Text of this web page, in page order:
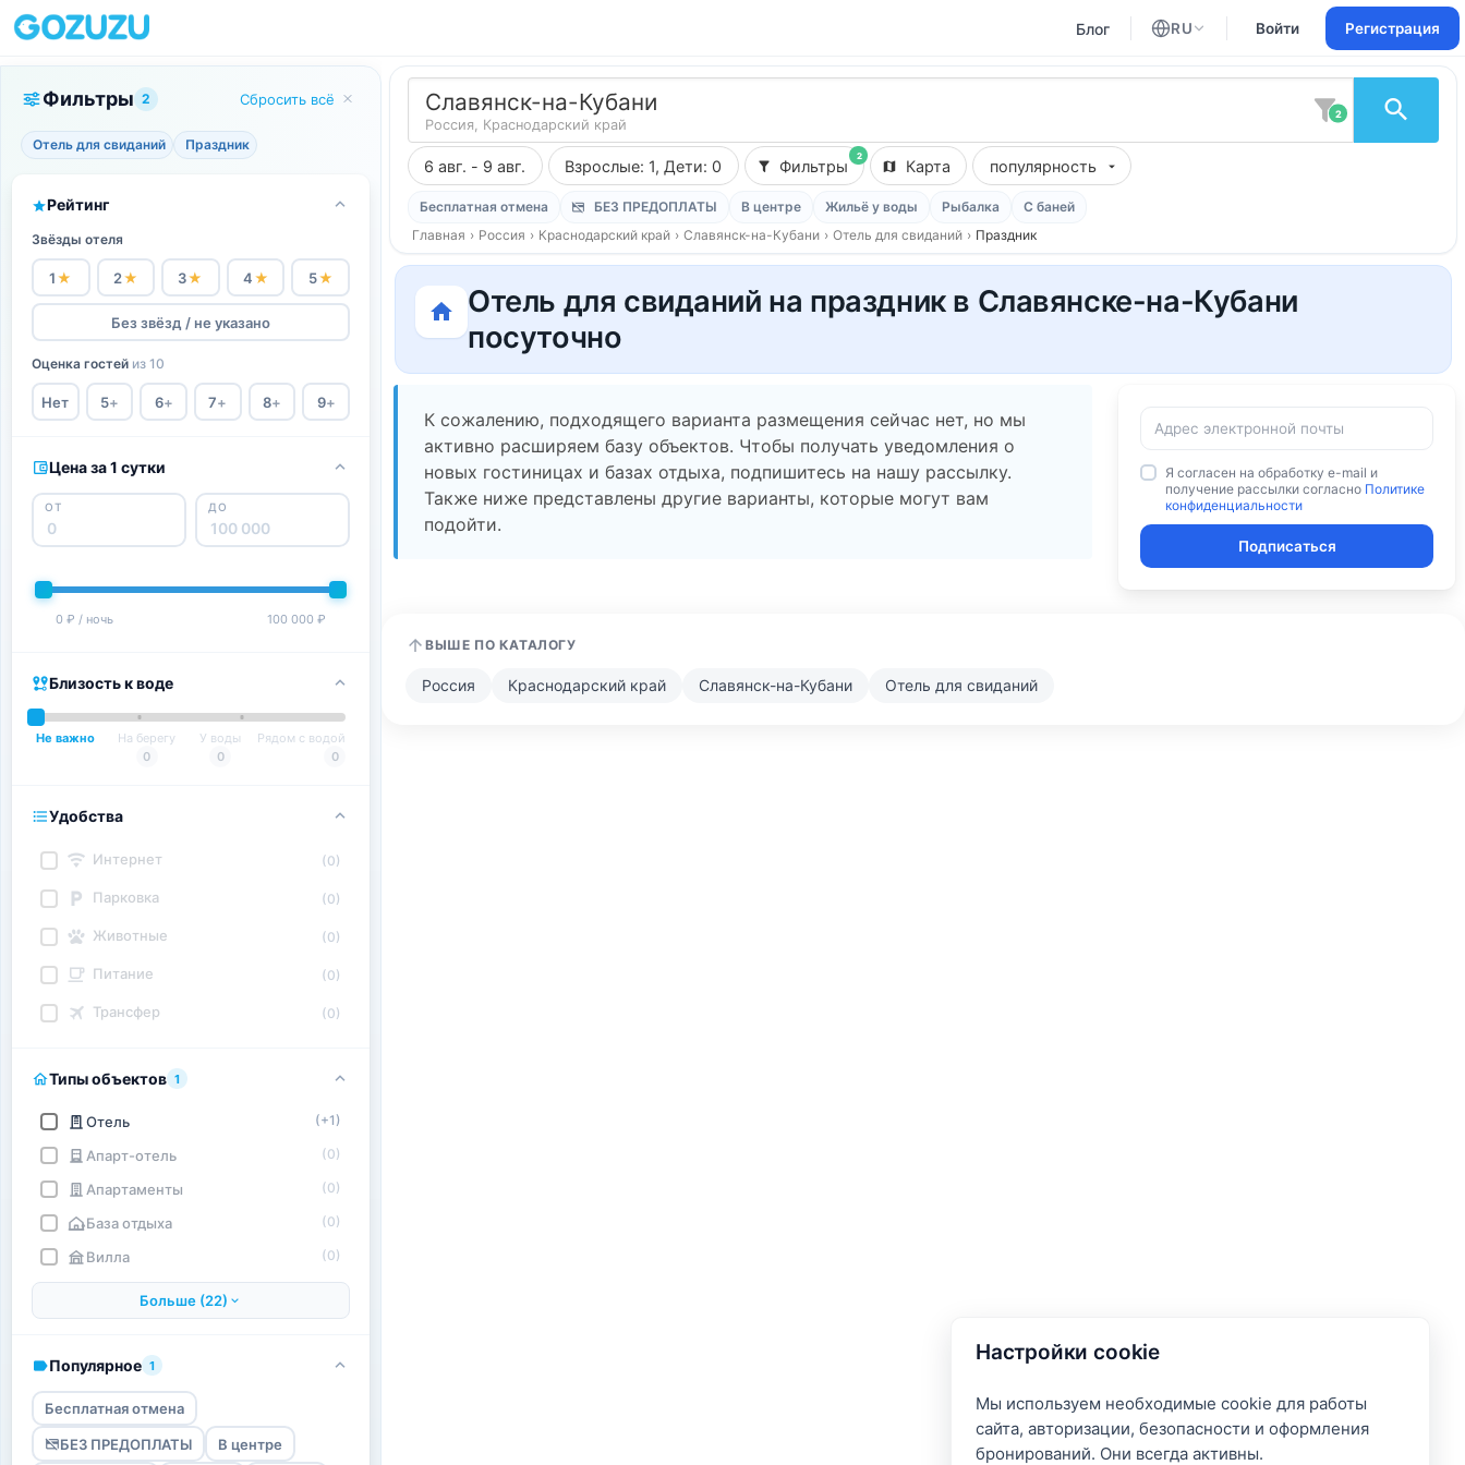
Блог RU
Английский
Войти Регистрация
Настройки cookie
Мы используем необходимые cookie для работы
сайта, авторизации, безопасности и оформления
бронирований. Они всегда активны.
Фильтры 2 Сбросить всё
Отель для свиданий Праздник
Рейтинг
Звёзды отеля
1★ 2★ 3★ 4★ 5★
Без звёзд / не указано
Оценка гостей из 10
Нет 5+ 6+ 7+ 8+ 9+
Цена за 1 сутки
ОТ ДО
0 ₽ / ночь 100 000 ₽
Близость к воде
Не важно
На берегу
0
У воды
0
Рядом с водой
0
Удобства
Интернет (0)
Парковка (0)
Животные (0)
Питание (0)
Трансфер (0)
Типы объектов 1
Отель (+1)
Апарт-отель (0)
Апартаменты (0)
База отдыха (0)
Вилла (0)
Больше (22)
Популярное 1
Бесплатная отмена
БЕЗ ПРЕДОПЛАТЫ В центре
Славянск-на-Кубани
Россия, Краснодарский край
2
6 авг. - 9 авг. Взрослые: 1, Дети: 0
2
Фильтры Карта популярность
Бесплатная отмена БЕЗ ПРЕДОПЛАТЫ В центре Жильё у воды Рыбалка
С баней
Главная › Россия › Краснодарский край › Славянск-на-Кубани › Отель для свиданий › Праздник
Отель для свиданий на праздник в Славянске-на-Кубани
посуточно
К сожалению, подходящего варианта размещения сейчас нет, но мы
активно расширяем базу объектов. Чтобы получать уведомления о
новых гостиницах и базах отдыха, подпишитесь на нашу рассылку.
Также ниже представлены другие варианты, которые могут вам
подойти.
Я согласен на обработку e-mail и
получение рассылки согласно Политике
конфиденциальности
Подписаться
ВЫШЕ ПО КАТАЛОГУ
Россия Краснодарский край Славянск-на-Кубани Отель для свиданий